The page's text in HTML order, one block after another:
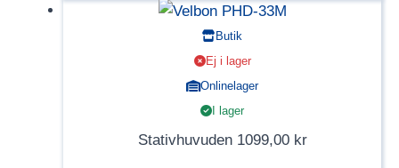
Butik
Ej i lager
Onlinelager
I lager
Stativhuvuden 1099,00 kr